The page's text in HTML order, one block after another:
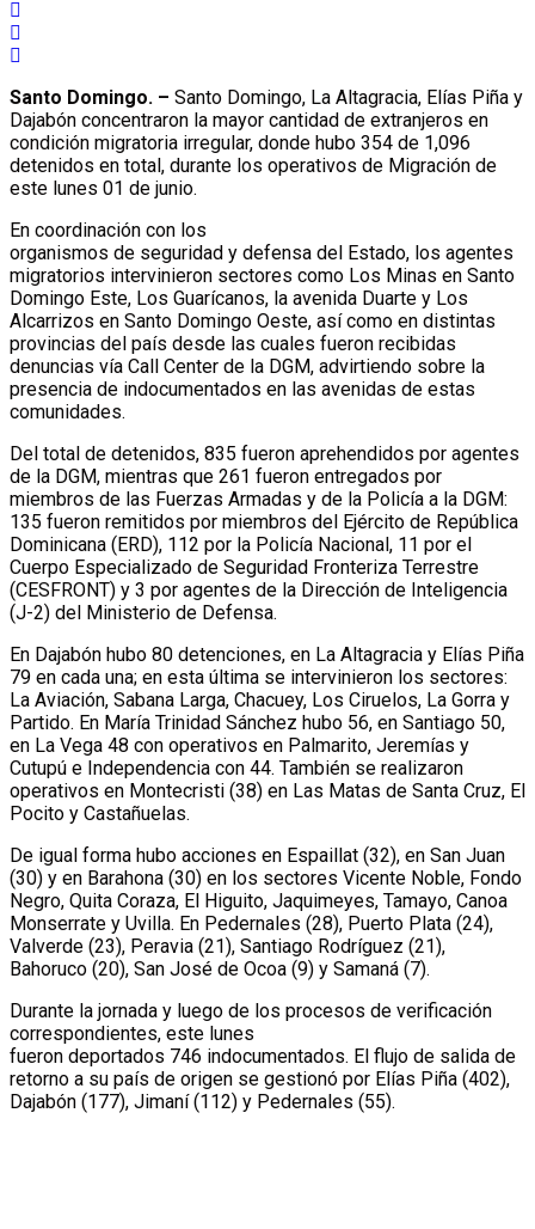
Santo Domingo. – Santo Domingo, La Altagracia, Elías Piña y
Dajabón concentraron la mayor cantidad de extranjeros en
condición migratoria irregular, donde hubo 354 de 1,096
detenidos en total, durante los operativos de Migración de
este lunes 01 de junio.
En coordinación con los
organismos de seguridad y defensa del Estado, los agentes
migratorios intervinieron sectores como Los Minas en Santo
Domingo Este, Los Guarícanos, la avenida Duarte y Los
Alcarrizos en Santo Domingo Oeste, así como en distintas
provincias del país desde las cuales fueron recibidas
denuncias vía Call Center de la DGM, advirtiendo sobre la
presencia de indocumentados en las avenidas de estas
comunidades.
Del total de detenidos, 835 fueron aprehendidos por agentes
de la DGM, mientras que 261 fueron entregados por
miembros de las Fuerzas Armadas y de la Policía a la DGM:
135 fueron remitidos por miembros del Ejército de República
Dominicana (ERD), 112 por la Policía Nacional, 11 por el
Cuerpo Especializado de Seguridad Fronteriza Terrestre
(CESFRONT) y 3 por agentes de la Dirección de Inteligencia
(J-2) del Ministerio de Defensa.
En Dajabón hubo 80 detenciones, en La Altagracia y Elías Piña
79 en cada una; en esta última se intervinieron los sectores:
La Aviación, Sabana Larga, Chacuey, Los Ciruelos, La Gorra y
Partido. En María Trinidad Sánchez hubo 56, en Santiago 50,
en La Vega 48 con operativos en Palmarito, Jeremías y
Cutupú e Independencia con 44. También se realizaron
operativos en Montecristi (38) en Las Matas de Santa Cruz, El
Pocito y Castañuelas.
De igual forma hubo acciones en Espaillat (32), en San Juan
(30) y en Barahona (30) en los sectores Vicente Noble, Fondo
Negro, Quita Coraza, El Higuito, Jaquimeyes, Tamayo, Canoa
Monserrate y Uvilla. En Pedernales (28), Puerto Plata (24),
Valverde (23), Peravia (21), Santiago Rodríguez (21),
Bahoruco (20), San José de Ocoa (9) y Samaná (7).
Durante la jornada y luego de los procesos de verificación
correspondientes, este lunes
fueron deportados 746 indocumentados. El flujo de salida de
retorno a su país de origen se gestionó por Elías Piña (402),
Dajabón (177), Jimaní (112) y Pedernales (55).